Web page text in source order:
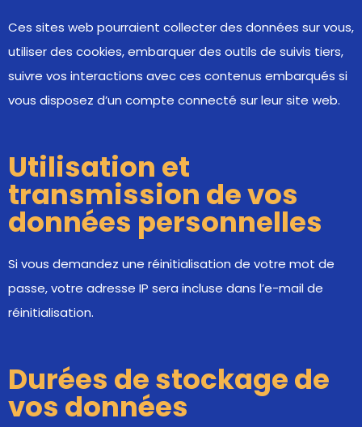
Ces sites web pourraient collecter des données sur vous,
utiliser des cookies, embarquer des outils de suivis tiers,
suivre vos interactions avec ces contenus embarqués si
vous disposez d’un compte connecté sur leur site web.
Utilisation et
transmission de vos
données personnelles
Si vous demandez une réinitialisation de votre mot de
passe, votre adresse IP sera incluse dans l’e-mail de
réinitialisation.
Durées de stockage de
vos données